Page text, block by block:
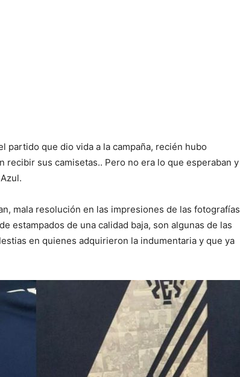
partido que dio vida a la campaña, recién hubo
recibir sus camisetas.. Pero no era lo que esperaban y
mala resolución en las impresiones de las fotografías
estampados de una calidad baja, son algunas de las
en quienes adquirieron la indumentaria y que ya